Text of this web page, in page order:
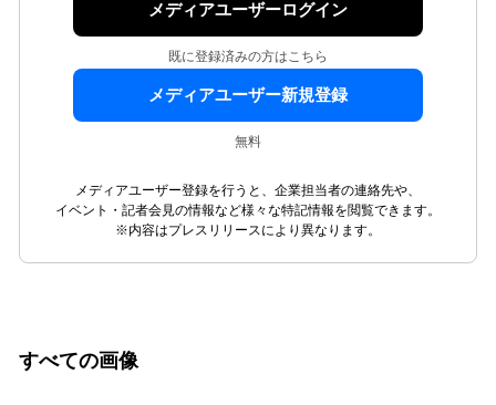
メディアユーザーログイン
既に登録済みの方はこちら
メディアユーザー新規登録
無料
メディアユーザー登録を行うと、企業担当者の連絡先や、
イベント・記者会見の情報など様々な特記情報を閲覧できます。
※内容はプレスリリースにより異なります。
すべての画像